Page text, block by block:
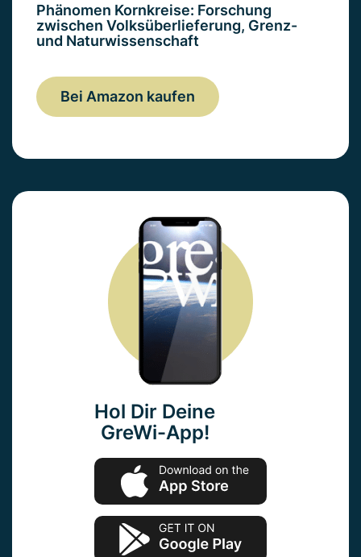
Phänomen Kornkreise: Forschung
zwischen Volksüberlieferung, Grenz-
und Naturwissenschaft
Bei Amazon kaufen
Hol Dir Deine
GreWi-App!